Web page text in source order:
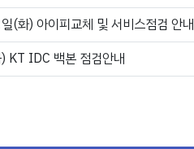
화) 아이피교체 및 서비스점검 안내
IDC 백본 점검안내